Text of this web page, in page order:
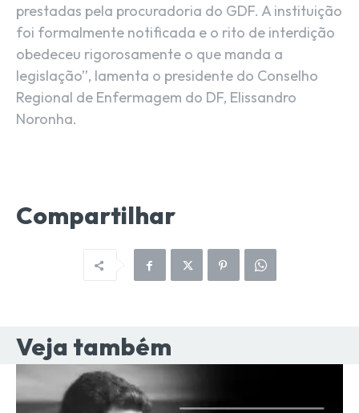
prestadas pela procuradoria do GDF. A instituição
foi formalmente notificada e o rito de interdição
obedeceu rigorosamente o que manda a
legislação”, lamenta o presidente do Conselho
Regional de Enfermagem do DF, Elissandro
Noronha.
Compartilhar
Veja também